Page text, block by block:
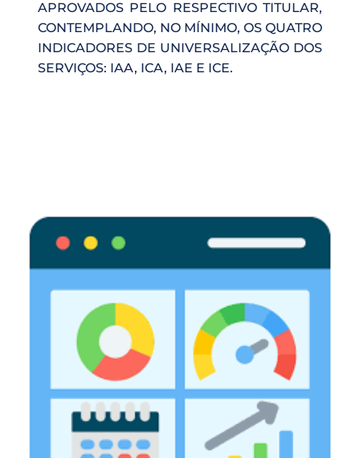
APROVADOS PELO RESPECTIVO TITULAR,
CONTEMPLANDO, NO MÍNIMO, OS QUATRO
INDICADORES DE UNIVERSALIZAÇÃO DOS
SERVIÇOS: IAA, ICA, IAE E ICE.